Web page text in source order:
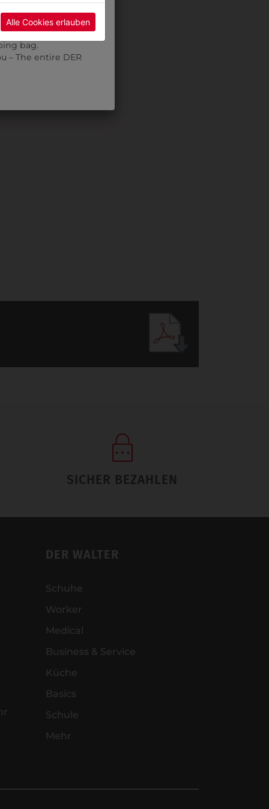
SICHER BEZAHLEN
DER WALTER
Schuhe
Worker
Medical
Business & Service
Küche
Basics
Schule
Mehr
Alle Cookies erlauben
may be a wait.
bag.
– The entire DER